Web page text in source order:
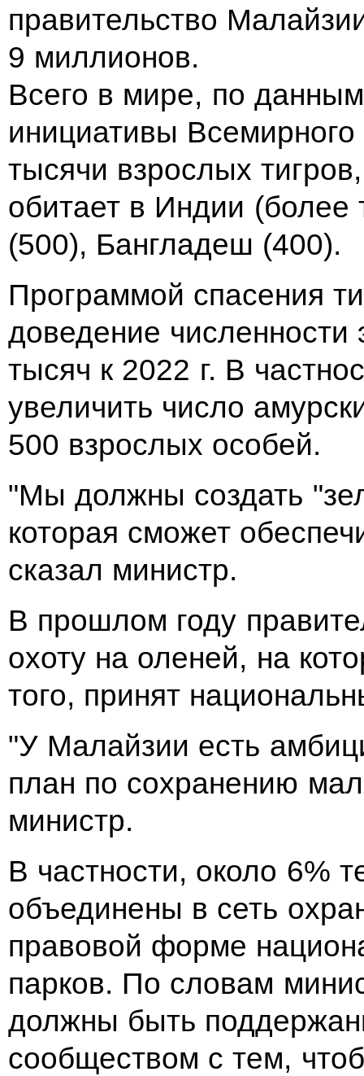
правительство
9 миллионов.
Всего в мире, по
инициативы
тысячи взрослых
обитает в Индии
(500), Бангладеш (400).
Программой спасения
доведение
тысяч к 2022 г. В
увеличить число
500 взрослых особей.
"Мы должны создать
которая сможет
сказал министр.
В прошлом году
охоту на оленей, на
того, принят
"У Малайзии есть
план по сохранению
министр.
В частности, около 6%
объединены в сеть
правовой форме
парков. По словам
должны быть
сообществом с тем,